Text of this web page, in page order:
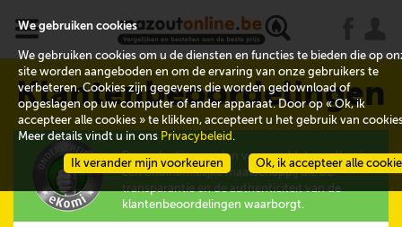
x
Klantenbeoordelingen
De evaluaties worden verzameld door eKomi,
een onafhankelijke maatschappij die de
transparantie en de authenticiteit van de
klantenbeoordelingen waarborgt.
We gebruiken cookies
We gebruiken cookies om u de diensten en functies te bieden die op
site worden aangeboden en om de ervaring van onze gebruikers te
verbeteren. Cookies zijn gegevens die worden gedownload of
opgeslagen op uw computer of ander apparaat. Door op « Ok, ik
accepteer alle cookies » te klikken, accepteert u het gebruik van
Meer details vindt u in ons Privacybeleid .
Ok, ik accepteer alle
Ik verander mijn voorkeuren